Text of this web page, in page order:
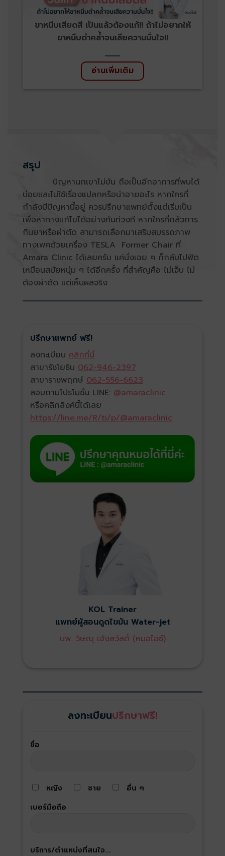
ขาหนีบเสียดสี เป็นแล้วต้องแก้!! ถ้าไม่อยากให้
ขาหนีบดำคล้ำจนเสียความมั่นใจ!!
อ่านเพิ่มเติม
สรุป
ปัญหานกเขาไม่ขัน ถือเป็นอีกอาการที่พบได้
บ่อยและไม่ใช้เรื่องแปลกหรือน่าอายอะไร หากใครที่
กำลังมีปัญหานี้อยู่ ควรปรึกษาแพทย์ตั้งแต่เริ่มเป็น
เพื่อหาทางแก้ไขได้อย่างทันท่วงที หากใครที่กลัวการ
กินยาหรือผ่าตัด สามารถเลือกมาเสริมสมรรถภาพ
ทางเพศด้วยเครื่อง TESLA Former Chair ที่
Amara Clinic ได้เลยครับ แค่นั่งเฉย ๆ ก็กลับไปฟิต
เหมือนสมัยหนุ่ม ๆ ได้อีกครั้ง ที่สำคัญคือ ไม่เจ็บ ไม่
ต้องผ่าตัด แต่เห็นผลจริง
ปรึกษาแพทย์ ฟรี!
ลงทะเบียน คลิกที่นี่
สาขารัชโยธิน 062-946-2397
สาขาราชพฤกษ์ 062-556-6623
สอบถามโปรโมชั่น LINE: @amaraclinic
หรือคลิกลิงค์นี้ได้เลย
https://line.me/R/ti/p/@amaraclinic
KOL Trainer
แพทย์ผู้สอนดูดไขมัน Water-jet
นพ. วิษณุ เฮ้งสวัสดิ์ (หมอไอซ์)
ลงทะเบียนปรึกษาฟรี!
ชื่อ
หญิง ชาย
อื่น ๆ
เบอร์มือถือ
บริการ/ตำแหน่งที่สนใจ...